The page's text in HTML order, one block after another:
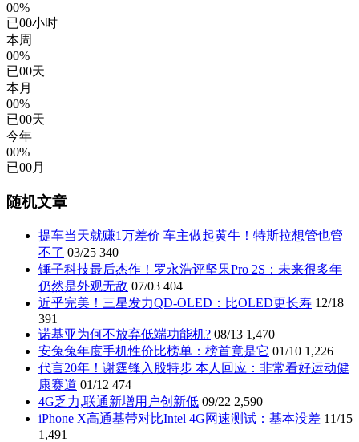
00%
已00小时
本周
00%
已00天
本月
00%
已00天
今年
00%
已00月
随机文章
提车当天就赚1万差价 车主做起黄牛！特斯拉想管也管
不了 03/25 340
锤子科技最后杰作！罗永浩评坚果Pro 2S：未来很多年
仍然是外观无敌 07/03 404
近乎完美！三星发力QD-OLED：比OLED更长寿 12/18
391
诺基亚为何不放弃低端功能机? 08/13 1,470
安兔兔年度手机性价比榜单：榜首竟是它 01/10 1,226
代言20年！谢霆锋入股特步 本人回应：非常看好运动健
康赛道 01/12 474
4G乏力,联通新增用户创新低 09/22 2,590
iPhone X高通基带对比Intel 4G网速测试：基本没差 11/15
1,491